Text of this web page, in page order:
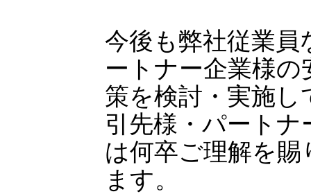
今後も弊社従業
ートナー企業様
策を検討・実施
引先様・パート
は何卒ご理解を
ます。